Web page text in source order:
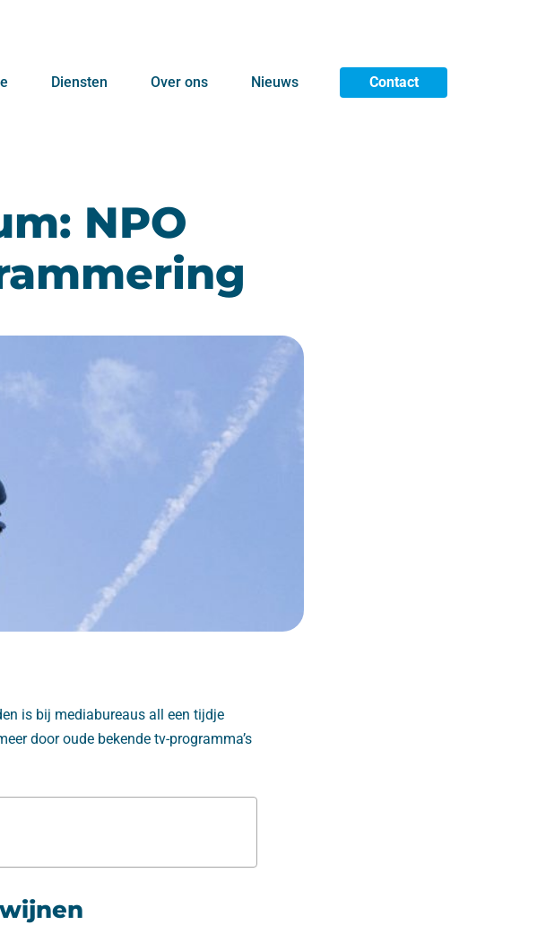
Diensten Over ons Nieuws Contact
NPO
is bij mediabureaus all een tijdje
door oude bekende tv-programma’s